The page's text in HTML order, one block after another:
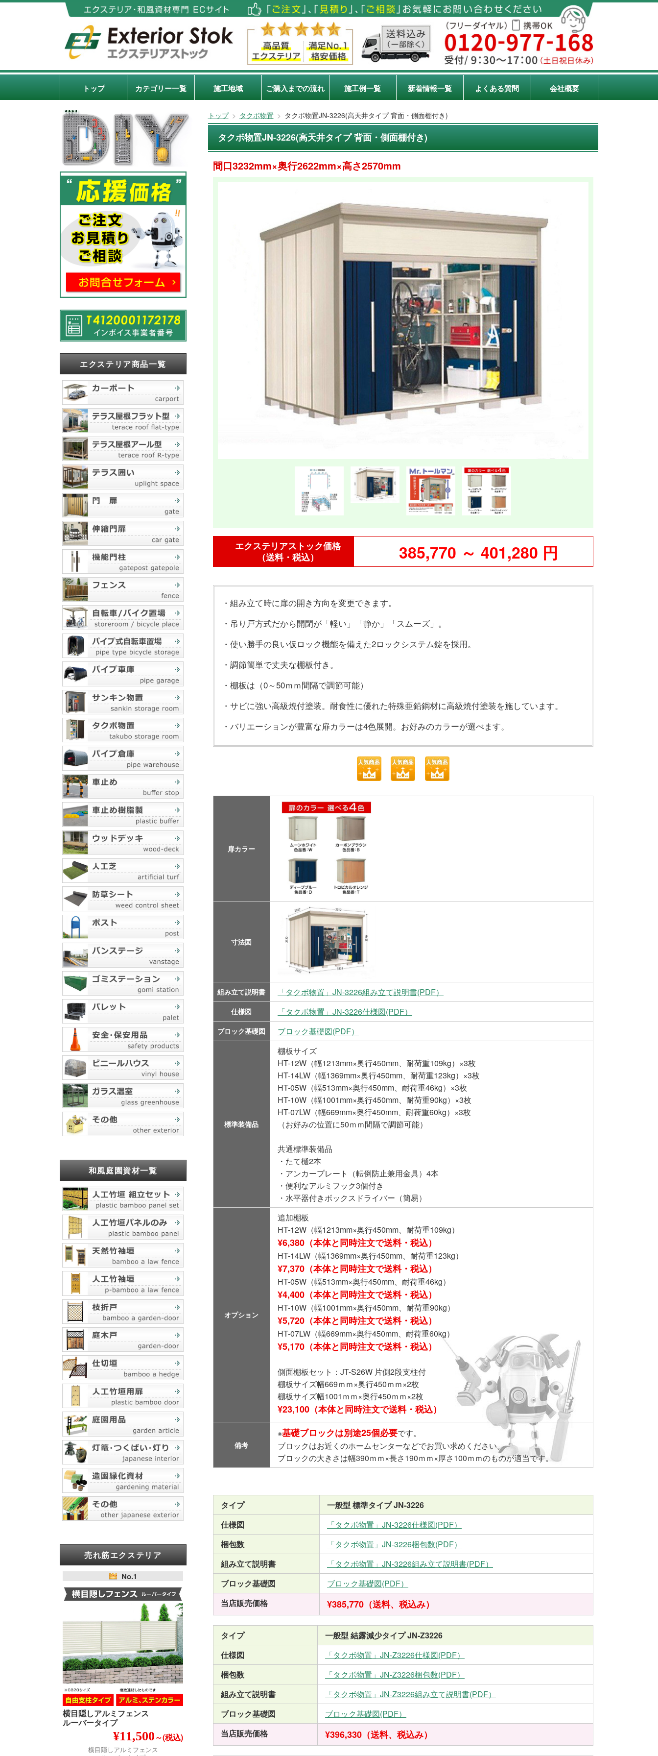
トップ カテゴリー一覧 施工地域 ご購入までの流れ 施工例一覧 新着情報一覧 よくある質問 会社概要
トップ > タクボ物置 > タクボ物置JN-3226(高天井タイプ 背面・側面棚付き)
タクボ物置JN-3226(高天井タイプ 背面・側面棚付き)
間口3232mm×奥行2622mm×高さ2570mm
エクステリアストック価格
（送料・税込）
385,770 ～ 401,280 円
・組み立て時に扉の開き方向を変更できます。
・吊り戸方式だから開閉が「軽い」「静か」「スムーズ」。
・使い勝手の良い仮ロック機能を備えた2ロックシステム錠を採用。
・調節簡単で丈夫な棚板付き。
・棚板は（0～50ｍｍ間隔で調節可能）
・サビに強い高級焼付塗装。耐食性に優れた特殊亜鉛鋼材に高級焼付塗装を施しています。
・バリエーションが豊富な扉カラーは4色展開。お好みのカラーが選べます。
扉カラー
寸法図
組み立て説明書 「タクボ物置」JN-3226組み立て説明書(PDF）
仕様図 「タクボ物置」JN-3226仕様図(PDF）
ブロック基礎図 ブロック基礎図(PDF）
標準装備品
棚板サイズ
HT-12W（幅1213mm×奥行450mm、耐荷重109kg）×3枚
HT-14LW（幅1369mm×奥行450mm、耐荷重123kg）×3枚
HT-05W（幅513mm×奥行450mm、耐荷重46kg）×3枚
HT-10W（幅1001mm×奥行450mm、耐荷重90kg）×3枚
HT-07LW（幅669mm×奥行450mm、耐荷重60kg）×3枚
（お好みの位置に50ｍｍ間隔で調節可能）
共通標準装備品
・たて樋2本
・アンカープレート（転倒防止兼用金具）4本
・便利なアルミフック3個付き
・水平器付きボックスドライバー（簡易）
オプション
追加棚板
HT-12W（幅1213mm×奥行450mm、耐荷重109kg）
¥6,380（本体と同時注文で送料・税込）
HT-14LW（幅1369mm×奥行450mm、耐荷重123kg）
¥7,370（本体と同時注文で送料・税込）
HT-05W（幅513mm×奥行450mm、耐荷重46kg）
¥4,400（本体と同時注文で送料・税込）
HT-10W（幅1001mm×奥行450mm、耐荷重90kg）
¥5,720（本体と同時注文で送料・税込）
HT-07LW（幅669mm×奥行450mm、耐荷重60kg）
¥5,170（本体と同時注文で送料・税込）
側面棚板セット：JT-S26W 片側2段支柱付
棚板サイズ幅669ｍｍ×奥行450ｍｍ×2枚
棚板サイズ幅1001ｍｍ×奥行450ｍｍ×2枚
¥23,100（本体と同時注文で送料・税込）
備考
※基礎ブロックは別途25個必要です。
ブロックはお近くのホームセンターなどでお買い求めください。
ブロックの大きさは幅390ｍｍ×長さ190ｍｍ×厚さ100ｍｍのものが適当です。
タイプ
一般型 標準タイプ JN-3226
仕様図
「タクボ物置」JN-3226仕様図(PDF）
梱包数
「タクボ物置」JN-3226梱包数(PDF）
組み立て説明書
「タクボ物置」JN-3226組み立て説明書(PDF）
ブロック基礎図
ブロック基礎図(PDF）
当店販売価格
¥385,770（送料、税込み）
タイプ
一般型 結露減少タイプ JN-Z3226
仕様図
「タクボ物置」JN-Z3226仕様図(PDF）
梱包数
「タクボ物置」JN-Z3226梱包数(PDF）
組み立て説明書
「タクボ物置」JN-Z3226組み立て説明書(PDF）
ブロック基礎図
ブロック基礎図(PDF）
当店販売価格
¥396,330（送料、税込み）
エクステリア商品一覧
和風庭園資材一覧
売れ筋エクステリア
No.1
横目隠しアルミフェンス
ルーバータイプ
¥11,500～(税込)
横目隠しアルミフェンス